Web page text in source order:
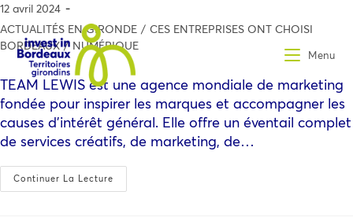
Menu
12 avril 2024
ACTUALITÉS EN GIRONDE / CES ENTREPRISES ONT CHOISI
BORDEAUX / NUMÉRIQUE
TEAM LEWIS est une agence mondiale de marketing
fondée pour inspirer les marques et accompagner les
causes d’intérêt général. Elle offre un éventail complet
de services créatifs, de marketing, de…
Continuer La Lecture